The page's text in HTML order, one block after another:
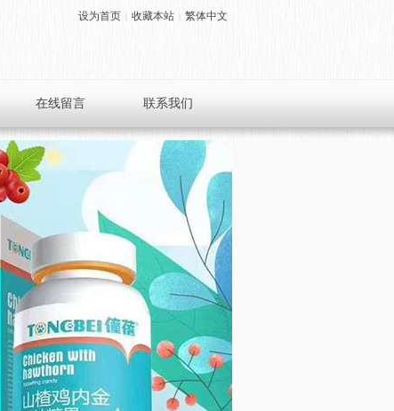
设为首页 收藏本站 繁体中文
在线留言 联系我们